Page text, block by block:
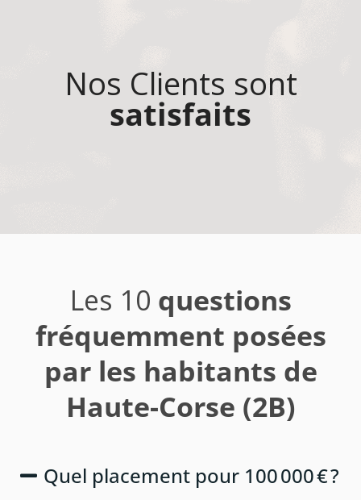
Nos Clients sont
satisfaits
Les 10 questions
fréquemment posées
par les habitants de
Haute-Corse (2B)
Quel placement pour 100 000 € ?